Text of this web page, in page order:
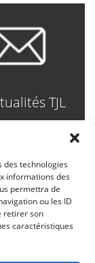
des technologies
informations des
permettra de
ou les ID
retirer son
caractéristiques
TJL
90